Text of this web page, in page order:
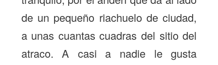
de un pequeño riachuelo de ciudad,
a unas cuantas cuadras del sitio del
atraco. A casi a nadie le gusta